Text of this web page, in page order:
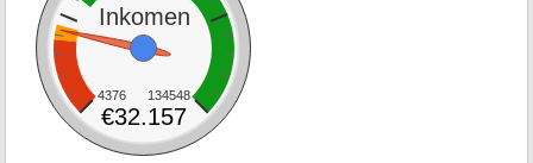
Inkomen
4376 134548
€32.157